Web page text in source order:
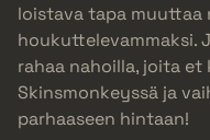
loistava tapa muuttaa
houkuttelevammaksi.
rahaa nahoilla, joita
Skinsmonkeyssä ja
parhaaseen hintaan!